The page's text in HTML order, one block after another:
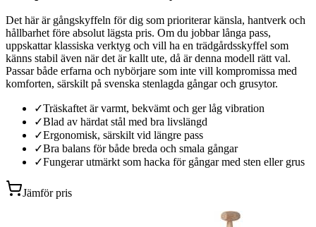
Det här är gångskyffeln för dig som prioriterar känsla, hantverk och
hållbarhet före absolut lägsta pris. Om du jobbar långa pass,
uppskattar klassiska verktyg och vill ha en trädgårdsskyffel som
känns stabil även när det är kallt ute, då är denna modell rätt val.
Passar både erfarna och nybörjare som inte vill kompromissa med
komforten, särskilt på svenska stenlagda gångar och grusytor.
✓Träskaftet är varmt, bekvämt och ger låg vibration
✓Blad av härdat stål med bra livslängd
✓Ergonomisk, särskilt vid längre pass
✓Bra balans för både breda och smala gångar
✓Fungerar utmärkt som hacka för gångar med sten eller grus
Jämför pris